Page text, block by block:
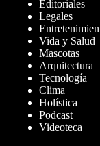
Editoriales
Legales
Vida y Salud
Mascotas
Arquitectura
Tecnología
Clima
Holística
Podcast
Videoteca